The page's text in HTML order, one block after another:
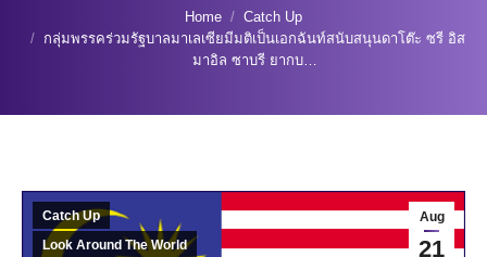
Home
Catch Up
กลุ่มพรรคร่วมรัฐบาลมาเลเซียมีมติเป็นเอกฉันท์สนับสนุนดาโต๊ะ ซรี อิส
มาอิล ซาบรี ยากบ…
Aug
21
Catch Up
Look Around The World